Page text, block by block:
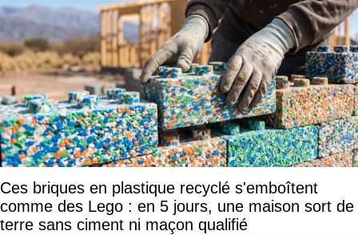
Ces briques en plastique recyclé s'emboîtent
comme des Lego : en 5 jours, une maison sort de
terre sans ciment ni maçon qualifié